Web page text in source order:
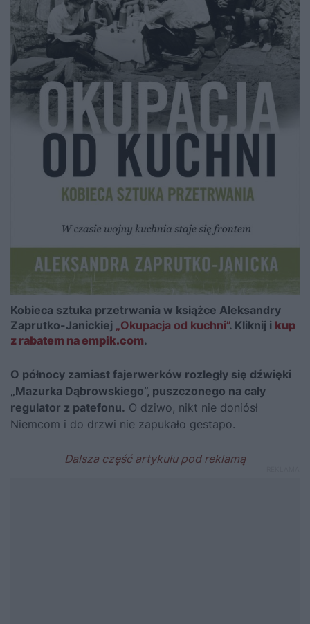
Kobieca sztuka przetrwania w książce Aleksandry
Zaprutko-Janickiej „Okupacja od kuchni”. Kliknij i kup
z rabatem na empik.com.
O północy zamiast fajerwerków rozległy się dźwięki
„Mazurka Dąbrowskiego”, puszczonego na cały
regulator z patefonu. O dziwo, nikt nie doniósł
Niemcom i do drzwi nie zapukało gestapo.